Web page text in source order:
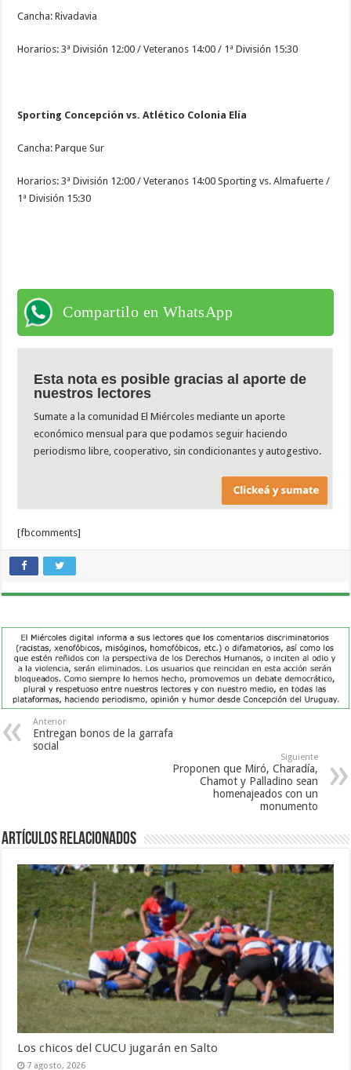
Cancha: Rivadavia
Horarios: 3ª División 12:00 / Veteranos 14:00 / 1ª División 15:30
Sporting Concepción vs. Atlético Colonia Elía
Cancha: Parque Sur
Horarios: 3ª División 12:00 / Veteranos 14:00 Sporting vs. Almafuerte /
1ª División 15:30
Compartilo en WhatsApp
Esta nota es posible gracias al aporte de
nuestros lectores
Sumate a la comunidad El Miércoles mediante un aporte
económico mensual para que podamos seguir haciendo
periodismo libre, cooperativo, sin condicionantes y autogestivo.
[fbcomments]
Anterior
Entregan bonos de la garrafa
social
Siguiente
Proponen que Miró, Charadía,
Chamot y Palladino sean
homenajeados con un
monumento
Artículos Relacionados
Los chicos del CUCU jugarán en Salto
7 agosto, 2026